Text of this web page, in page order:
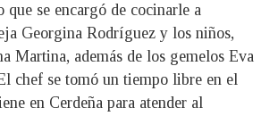
que se encargó de cocinarle a
Georgina Rodríguez y los niños,
Martina, además de los gemelos Eva
chef se tomó un tiempo libre en el
en Cerdeña para atender al